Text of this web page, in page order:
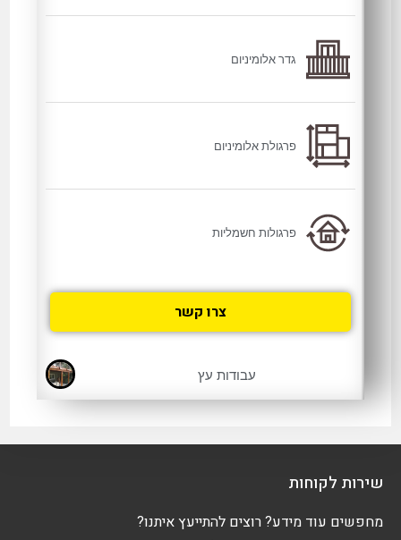
גדר אלומיניום
פרגולת אלומיניום
פרגולות חשמליות
צרו קשר
עבודות עץ
שירות לקוחות
מחפשים עוד מידע? רוצים להתייעץ איתנו?